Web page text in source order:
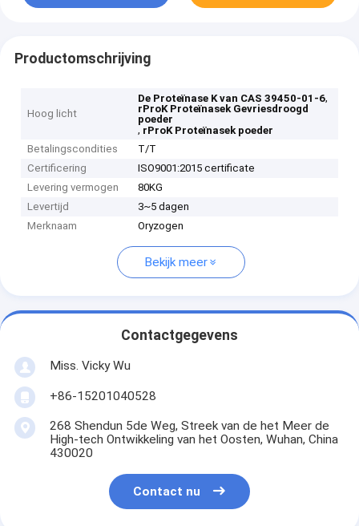
Productomschrijving
Hoog licht
De Proteïnase K van CAS 39450-01-6,
rProK Proteïnasek Gevriesdroogd
poeder
, rProK Proteïnasek poeder
Betalingscondities
T/T
Certificering
ISO9001:2015 certificate
Levering vermogen
80KG
Levertijd
3~5 dagen
Merknaam
Oryzogen
Bekijk meer
Contactgegevens
Miss. Vicky Wu
+86-15201040528
268 Shendun 5de Weg, Streek van de het Meer de
High-tech Ontwikkeling van het Oosten, Wuhan, China
430020
Contact nu